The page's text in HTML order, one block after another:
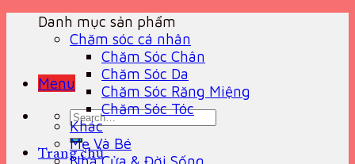
Menu
Search
for:
Trang chủ
Danh mục sản phẩm
Chăm sóc cá nhân
Chăm Sóc Chân
Chăm Sóc Da
Chăm Sóc Răng Miệng
Chăm Sóc Tóc
Khác
Mẹ Và Bé